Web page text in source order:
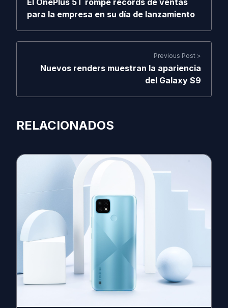
para la empresa en su día de lanzamiento
Previous Post >
Nuevos renders muestran la apariencia
del Galaxy S9
RELACIONADOS